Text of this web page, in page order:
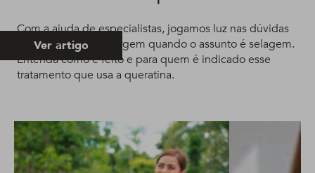
Com a ajuda de especialistas, jogamos luz nas dúvidas
mais comuns que surgem quando o assunto é selagem.
Entenda como é feito e para quem é indicado esse
tratamento que usa a queratina.
Ver artigo